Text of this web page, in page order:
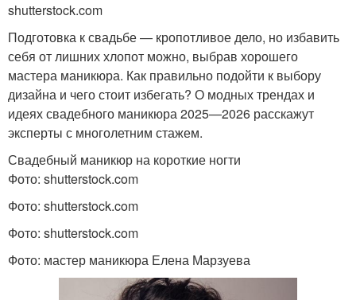
shutterstock.com
Подготовка к свадьбе — кропотливое дело, но избавить
себя от лишних хлопот можно, выбрав хорошего
мастера маникюра. Как правильно подойти к выбору
дизайна и чего стоит избегать? О модных трендах и
идеях свадебного маникюра 2025—2026 расскажут
эксперты с многолетним стажем.
Свадебный маникюр на короткие ногти
Фото: shutterstock.com
Фото: shutterstock.com
Фото: shutterstock.com
Фото: мастер маникюра Елена Марзуева